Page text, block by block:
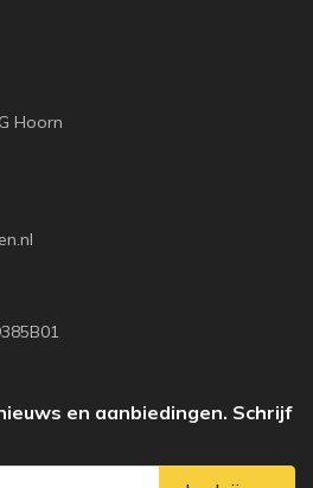
Hoorn
en aanbiedingen. Schrijf